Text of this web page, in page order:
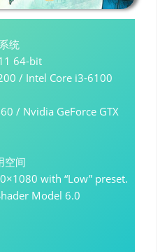
统
64-bit
/ Intel Core i3-6100
/ Nvidia GeForce GTX
空间
with “Low” preset.
Model 6.0